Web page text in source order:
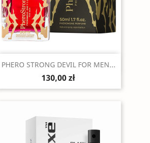
Szybki podgląd
PHERO STRONG DEVIL FOR MEN...
130,00 zł